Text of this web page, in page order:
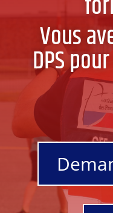
Vous
DPS